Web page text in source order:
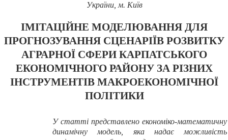
України, м. Київ
ІМІТАЦІЙНЕ МОДЕЛЮВАННЯ ДЛЯ
ПРОГНОЗУВАННЯ СЦЕНАРІЇВ РОЗВИТКУ
АГРАРНОЇ СФЕРИ КАРПАТСЬКОГО
ЕКОНОМІЧНОГО РАЙОНУ ЗА РІЗНИХ
ІНСТРУМЕНТІВ МАКРОЕКОНОМІЧНОЇ
ПОЛІТИКИ
У статті представлено економіко-математичну
динамічну модель, яка надає можливість